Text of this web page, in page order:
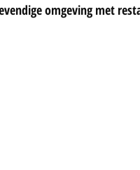
omgeving met